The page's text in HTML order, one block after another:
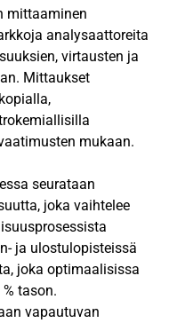
mittaaminen
analysaattoreita
virtausten ja
Mittaukset
mukaan.
seurataan
joka vaihtelee
ja ulostulopisteissä
joka optimaalisissa
tason.
vapautuvan